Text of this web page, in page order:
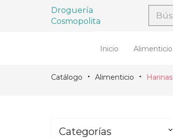
Droguería
Cosmopolita
Inicio Alimenticio
Catálogo Alimenticio Harinas
Categorías 